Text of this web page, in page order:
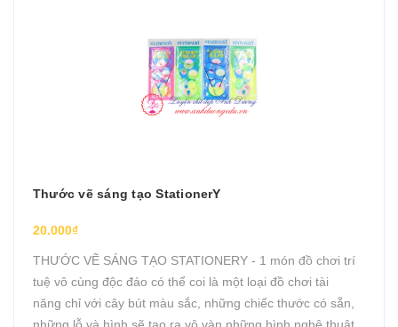
Thước vẽ sáng tạo StationerY
20.000₫
THƯỚC VẼ SÁNG TẠO STATIONERY - 1 món đồ chơi trí
tuệ vô cùng độc đáo có thể coi là một loại đồ chơi tài
năng chỉ với cây bút màu sắc, những chiếc thước có sẵn,